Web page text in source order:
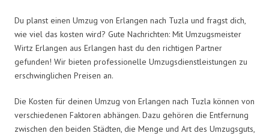
Du planst einen Umzug von Erlangen nach Tuzla und fragst dich,
wie viel das kosten wird? Gute Nachrichten: Mit Umzugsmeister
Wirtz Erlangen aus Erlangen hast du den richtigen Partner
gefunden! Wir bieten professionelle Umzugsdienstleistungen zu
erschwinglichen Preisen an.
Die Kosten für deinen Umzug von Erlangen nach Tuzla können von
verschiedenen Faktoren abhängen. Dazu gehören die Entfernung
zwischen den beiden Städten, die Menge und Art des Umzugsguts,